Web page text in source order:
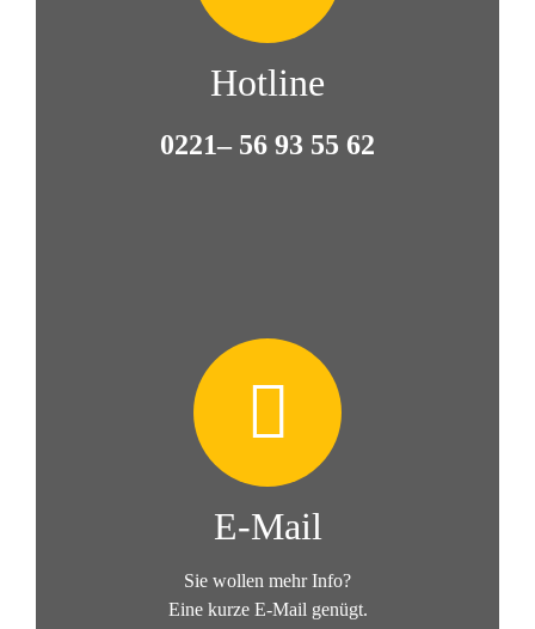
Hotline
0221– 56 93 55 62
E-Mail
Sie wollen mehr Info?
Eine kurze E-Mail genügt.